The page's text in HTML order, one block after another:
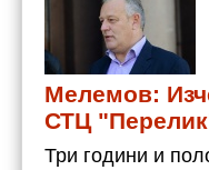
Мелемов:
СТЦ
Три години и